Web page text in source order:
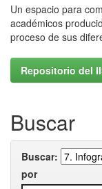
Un espacio para
académicos
proceso de sus
Repositorio del
Buscar
Buscar:
por